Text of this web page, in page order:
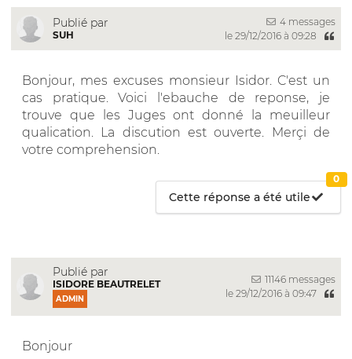
Publié par
SUH
4 messages
le 29/12/2016 à 09:28
Bonjour, mes excuses monsieur Isidor. C'est un
cas pratique. Voici l'ebauche de reponse, je
trouve que les Juges ont donné la meuilleur
qualication. La discution est ouverte. Merçi de
votre comprehension.
Cette réponse a été utile
0
Publié par
ISIDORE BEAUTRELET
ADMIN
11146 messages
le 29/12/2016 à 09:47
Bonjour